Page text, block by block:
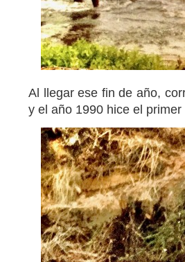
Al llegar ese fin de año,
y el año 1990 hice el